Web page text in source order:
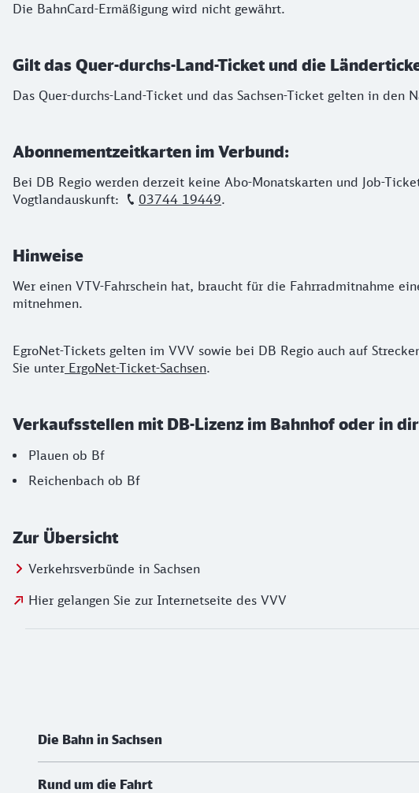
Die BahnCard-Ermäßigung wird nicht gewährt.
Gilt das Quer-durchs-Land-Ticket und die
Das Quer-durchs-Land-Ticket und das Sachsen-Ticket gelten in
Abonnementzeitkarten im Verbund:
Bei DB Regio werden derzeit keine Abo-Monatskarten und Job-
Vogtlandauskunft:
03744 19449.
Hinweise
Wer einen VTV-Fahrschein hat, braucht für die Fahrradmitnahme
mitnehmen.
EgroNet-Tickets gelten im VVV sowie bei DB Regio auch auf
Sie unter ErgoNet-Ticket-Sachsen.
Verkaufsstellen mit DB-Lizenz im Bahnhof oder in
Plauen ob Bf
Reichenbach ob Bf
Zur Übersicht
Verkehrsverbünde in Sachsen
Hier gelangen Sie zur Internetseite des VVV
Die Bahn in Sachsen
Rund um die Fahrt